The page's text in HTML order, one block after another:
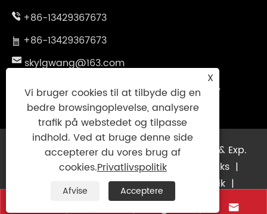
+86-13429367673
+86-13429367673
skylgwang@163.com
No.199 Changxing Road, Jiangbei District,
Ningbo City, Zhejiang -provinsen, Kina
Copyright © 2025 Ningbo Genuinsky Imp. & Exp.
Co., Ltd. Alle rettigheder forbeholdes.
Links |
| |XML|Privatlivspolitik |

X
Vi bruger cookies til at tilbyde dig en
bedre browsingoplevelse, analysere
trafik på webstedet og tilpasse
indhold. Ved at bruge denne side
accepterer du vores brug af
cookies.Privatlivspolitik
Afvise Acceptere